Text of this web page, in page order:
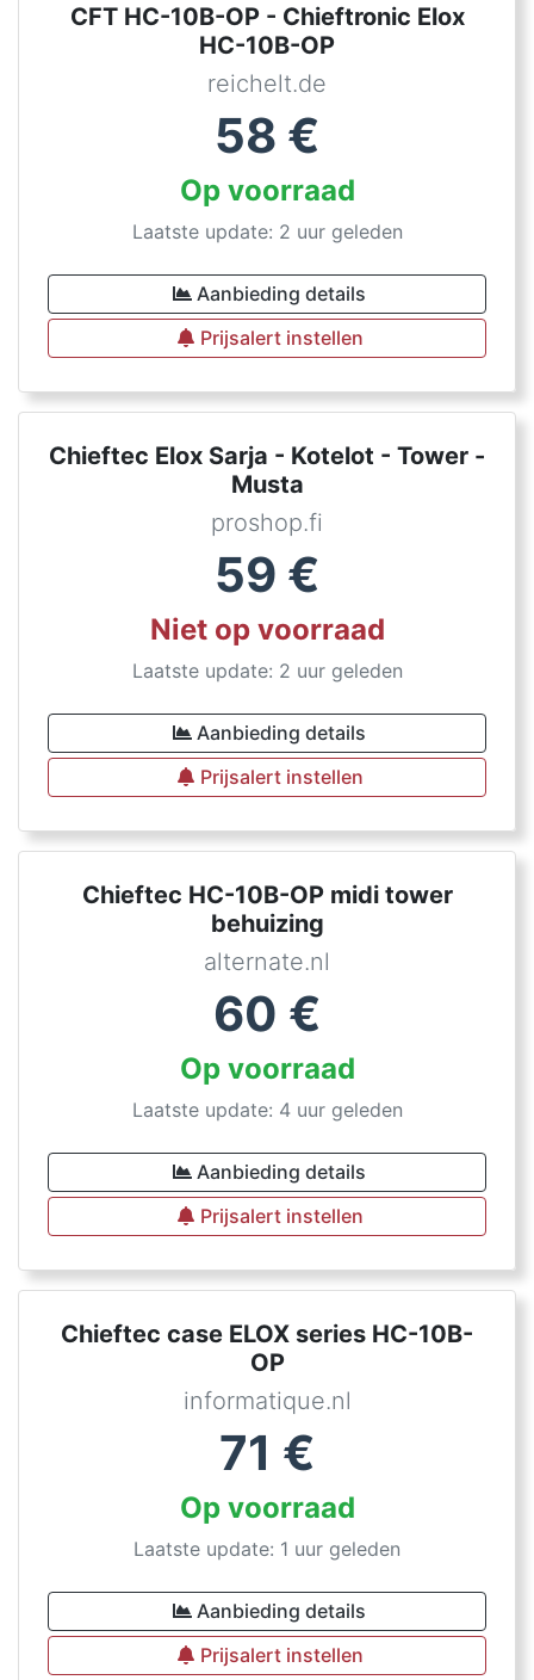
CFT HC-10B-OP - Chieftronic Elox
HC-10B-OP
reichelt.de
58 €
Op voorraad
Laatste update: 2 uur geleden
Aanbieding details
Prijsalert instellen
Chieftec Elox Sarja - Kotelot - Tower -
Musta
proshop.fi
59 €
Niet op voorraad
Laatste update: 2 uur geleden
Aanbieding details
Prijsalert instellen
Chieftec HC-10B-OP midi tower
behuizing
alternate.nl
60 €
Op voorraad
Laatste update: 4 uur geleden
Aanbieding details
Prijsalert instellen
Chieftec case ELOX series HC-10B-
OP
informatique.nl
71 €
Op voorraad
Laatste update: 1 uur geleden
Aanbieding details
Prijsalert instellen